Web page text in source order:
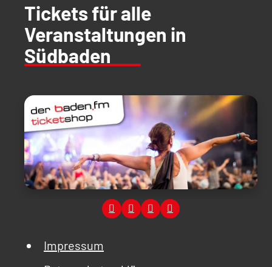
Tickets für alle
Veranstaltungen in
Südbaden
Impressum